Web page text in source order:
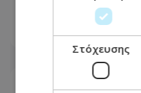
Κύπρο - Δείτε
Στόχευσης